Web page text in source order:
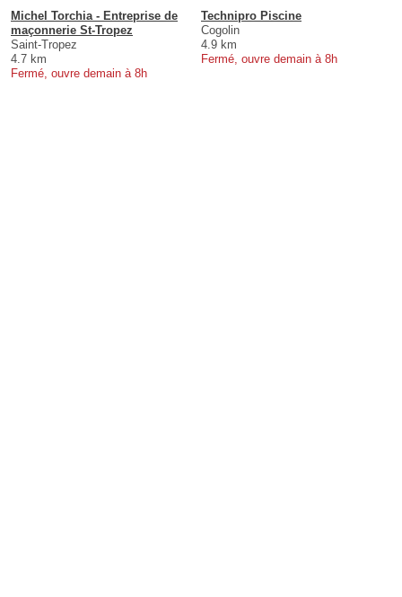
Michel Torchia - Entreprise de
maçonnerie St-Tropez
Saint-Tropez
4.7 km
Fermé, ouvre demain à 8h
Technipro Piscine
Cogolin
4.9 km
Fermé, ouvre demain à 8h